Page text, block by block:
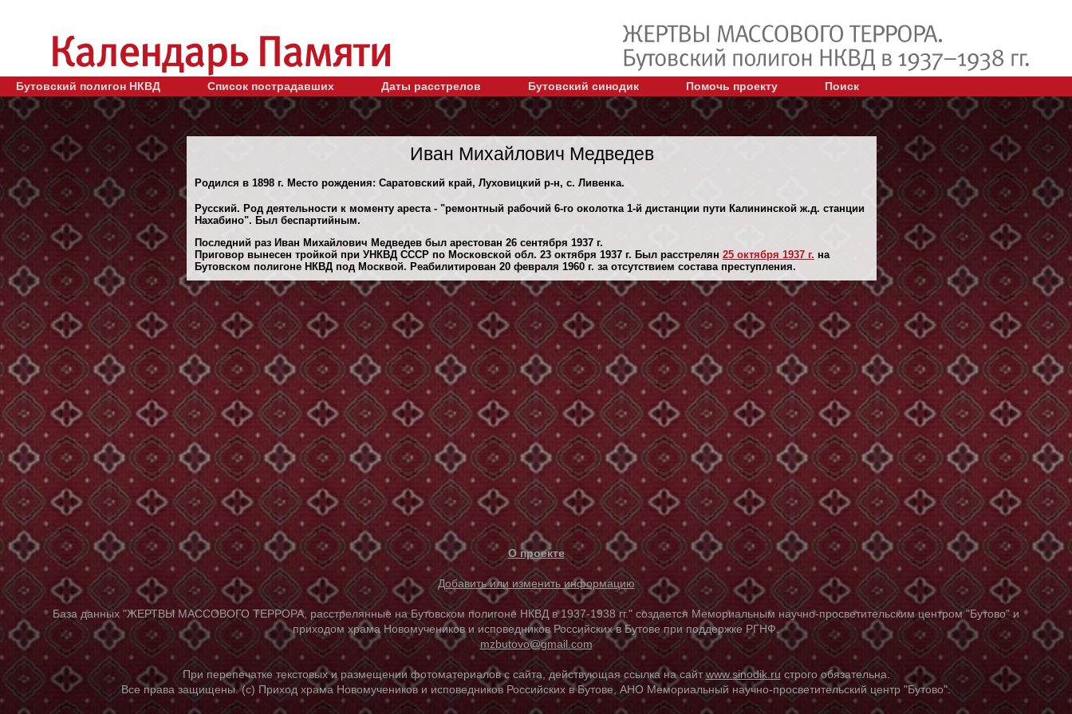
Бутовский полигон НКВД Список пострадавших Даты расстрелов Бутовский синодик Помочь проекту Поиск
Иван Михайлович Медведев
Родился в 1898 г. Место рождения: Саратовский край, Луховицкий р-н, с. Ливенка.
Русский. Род деятельности к моменту ареста - "ремонтный рабочий 6-го околотка 1-й дистанции пути Калининской ж.д. станции
Нахабино". Был беспартийным.
Последний раз Иван Михайлович Медведев был арестован 26 сентября 1937 г.
Приговор вынесен тройкой при УНКВД СССР по Московской обл. 23 октября 1937 г. Был расстрелян 25 октября 1937 г. на
Бутовском полигоне НКВД под Москвой. Реабилитирован 20 февраля 1960 г. за отсутствием состава преступления.
О проекте
Добавить или изменить информацию
База данных "ЖЕРТВЫ МАССОВОГО ТЕРРОРА, расстрелянные на Бутовском полигоне НКВД в 1937-1938 гг." создается Мемориальным научно-просветительским центром "Бутово" и
приходом храма Новомучеников и исповедников Российских в Бутове при поддержке РГНФ.
mzbutovo@gmail.com
При перепечатке текстовых и размещении фотоматериалов с сайта, действующая ссылка на сайтwww.sinodik.ru строго обязательна.
Все права защищены. (с) Приход храма Новомучеников и исповедников Российских в Бутове, АНО Мемориальный научно-просветительский центр "Бутово".